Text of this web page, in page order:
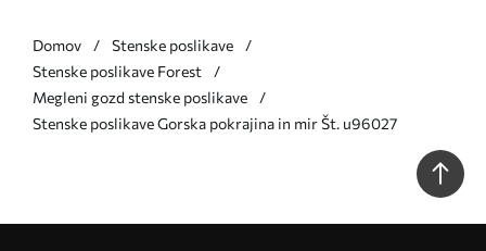
Domov
Stenske poslikave
Stenske poslikave Forest
Megleni gozd stenske poslikave
Stenske poslikave Gorska pokrajina in mir Št. u96027